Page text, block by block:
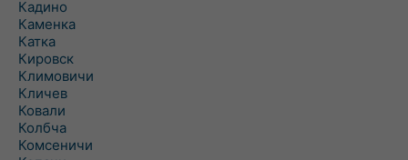
Кадино
Каменка
Катка
Кировск
Климовичи
Кличев
Ковали
Колбча
Комсеничи